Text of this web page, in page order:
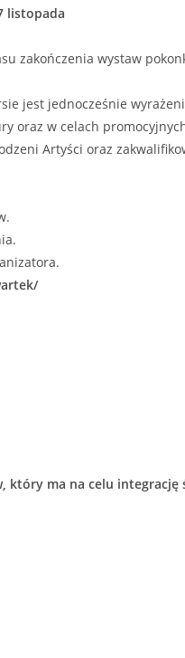
listopada
zakończenia wystaw
jest jednocześnie
oraz w celach
Artyści oraz
który ma na celu integrację